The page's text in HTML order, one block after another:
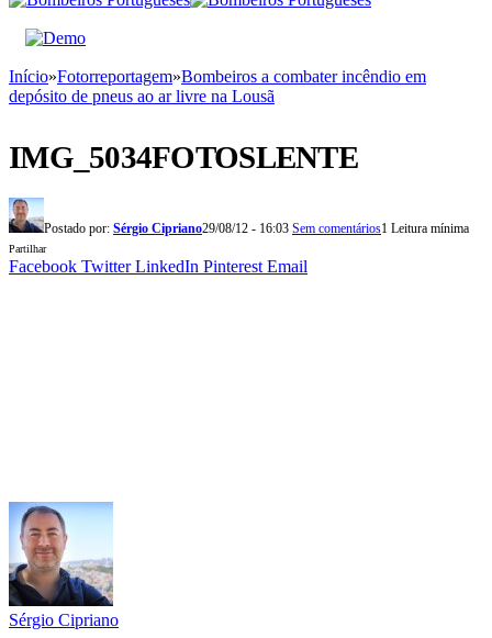
Início»Fotorreportagem»Bombeiros a combater incêndio em
depósito de pneus ao ar livre na Lousã
IMG_5034FOTOSLENTE
Postado por: Sérgio Cipriano29/08/12 - 16:03 Sem comentários1 Leitura mínima
Partilhar
Facebook Twitter LinkedIn Pinterest Email
Sérgio Cipriano